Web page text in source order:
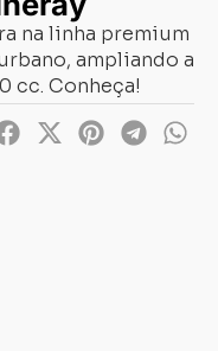
na linha premium
ampliando a
cc. Conheça!